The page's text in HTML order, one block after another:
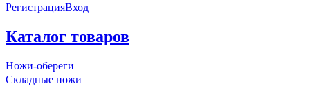
РегистрацияВход
Каталог товаров
Ножи-обереги
Складные ножи